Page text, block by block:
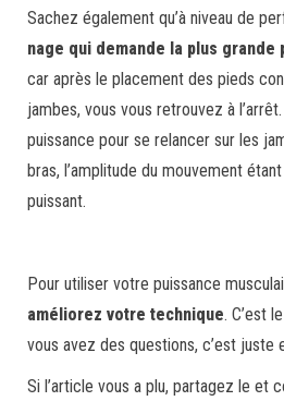
Sachez également qu’à niveau de
nage qui demande la plus grande
car après le placement des pieds
jambes, vous vous retrouvez à
puissance pour se relancer sur les
bras, l’amplitude du mouvement
puissant.
Pour utiliser votre puissance
améliorez votre technique. C’est
vous avez des questions, c’est juste
Si l’article vous a plu, partagez le et